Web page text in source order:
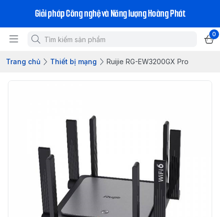
Giải pháp Công nghệ và Năng lượng Hoàng Phát
0
Trang chủ Thiết bị mạng Ruijie RG-EW3200GX Pro